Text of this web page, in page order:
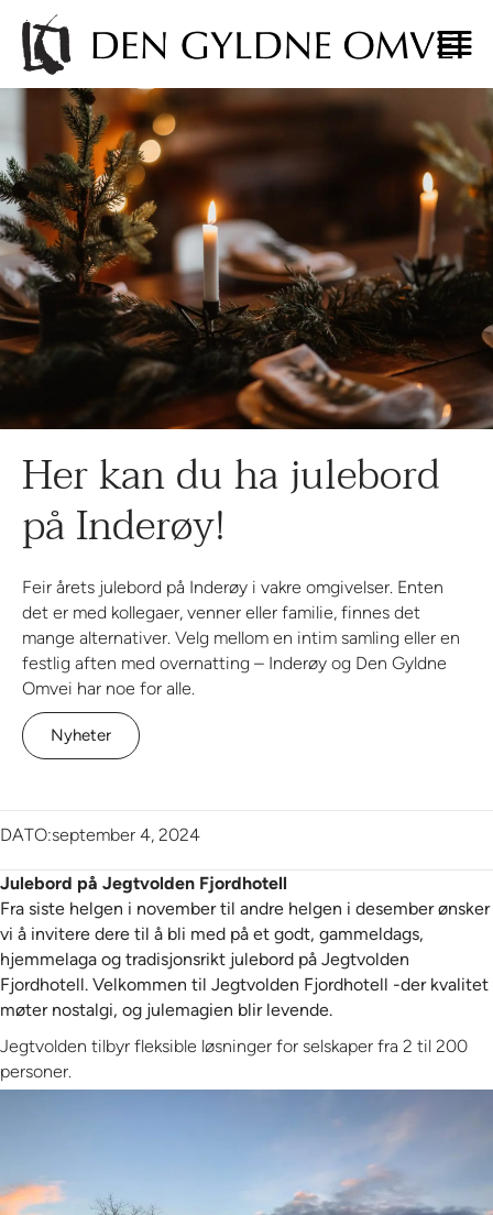
Her kan du ha julebord
på Inderøy!
Feir årets julebord på Inderøy i vakre omgivelser. Enten
det er med kollegaer, venner eller familie, finnes det
mange alternativer. Velg mellom en intim samling eller en
festlig aften med overnatting – Inderøy og Den Gyldne
Omvei har noe for alle.
Nyheter
DATO:september 4, 2024
Julebord på Jegtvolden Fjordhotell
Fra siste helgen i november til andre helgen i desember ønsker
vi å invitere dere til å bli med på et godt, gammeldags,
hjemmelaga og tradisjonsrikt julebord på Jegtvolden
Fjordhotell. Velkommen til Jegtvolden Fjordhotell -der kvalitet
møter nostalgi, og julemagien blir levende.
Jegtvolden tilbyr fleksible løsninger for selskaper fra 2 til 200
personer.